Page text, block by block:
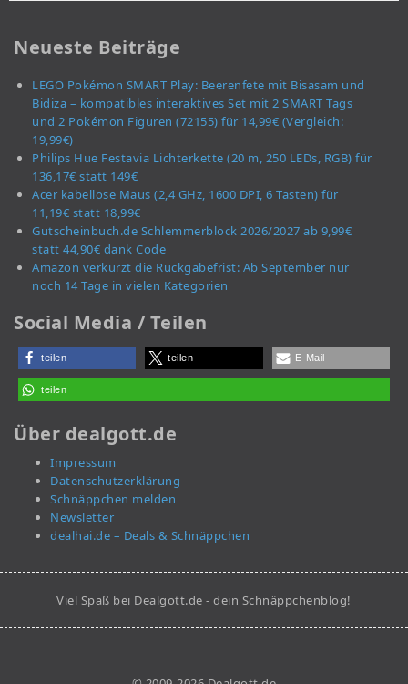
Neueste Beiträge
LEGO Pokémon SMART Play: Beerenfete mit Bisasam und
Bidiza – kompatibles interaktives Set mit 2 SMART Tags
und 2 Pokémon Figuren (72155) für 14,99€ (Vergleich:
19,99€)
Philips Hue Festavia Lichterkette (20 m, 250 LEDs, RGB) für
136,17€ statt 149€
Acer kabellose Maus (2,4 GHz, 1600 DPI, 6 Tasten) für
11,19€ statt 18,99€
Gutscheinbuch.de Schlemmerblock 2026/2027 ab 9,99€
statt 44,90€ dank Code
Amazon verkürzt die Rückgabefrist: Ab September nur
noch 14 Tage in vielen Kategorien
Social Media / Teilen
teilen teilen E-Mail
teilen
Über dealgott.de
Impressum
Datenschutzerklärung
Schnäppchen melden
Newsletter
dealhai.de – Deals & Schnäppchen
Viel Spaß bei Dealgott.de - dein Schnäppchenblog!